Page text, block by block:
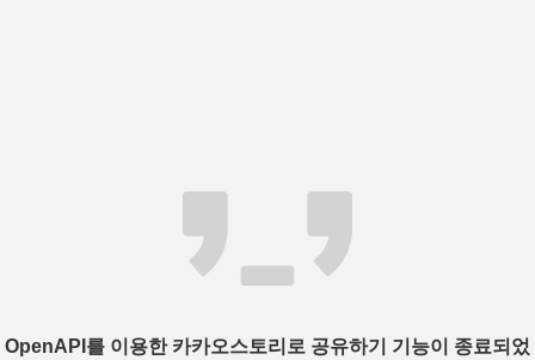
OpenAPI를 이용한 카카오스토리로 공유하기 기능이 종료되었